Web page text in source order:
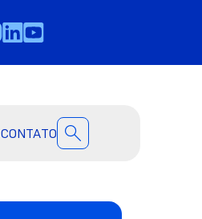
CONTATO